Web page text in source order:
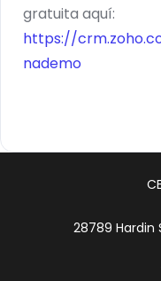
gratuita aquí:
https://
nademo
28789 Hardin